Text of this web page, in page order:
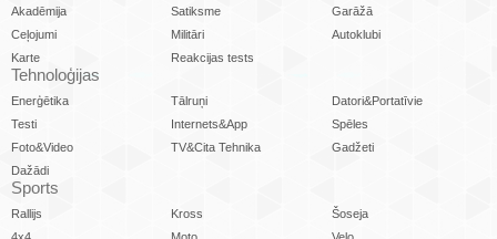
Akadēmija
Satiksme
Garāžā
Ceļojumi
Militāri
Autoklubi
Karte
Reakcijas tests
Tehnoloģijas
Enerģētika Tālruņi
Datori&Portatīvie
Testi
Internets&App
Spēles
Foto&Video
TV&Cita Tehnika
Gadžeti
Dažādi
Sports
Rallijs Kross
Šoseja
4x4
Moto
Velo